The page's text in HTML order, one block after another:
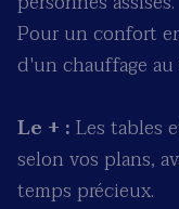
Pour un confort
d'un chauffage au
Le + : Les tables
selon vos plans,
temps précieux.